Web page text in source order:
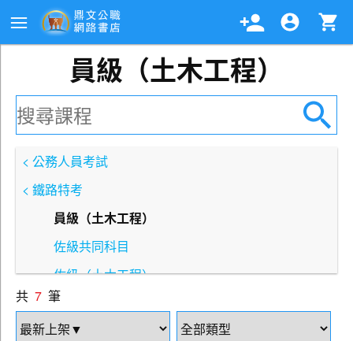
員級（土木工程）
< 公務人員考試
< 鐵路特考
員級（土木工程）
佐級共同科目
佐級（土木工程）
佐級（事務管理）
佐級（材料管理）
共 7 筆